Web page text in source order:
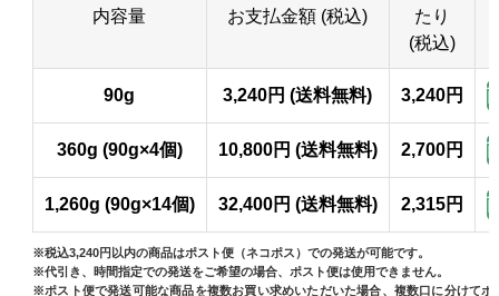
内容量 お支払金額 (税込)
たり
(税込)
90g 3,240円 (送料無料) 3,240円
360g (90g×4個) 10,800円 (送料無料) 2,700円
1,260g (90g×14個) 32,400円 (送料無料) 2,315円
※税込3,240円以内の商品はポスト便（ネコポス）での発送が可能です。
※代引き、時間指定での発送をご希望の場合、ポスト便は使用できません。
※ポスト便で発送可能な商品を複数お買い求めいただいた場合、複数口に分けてポ